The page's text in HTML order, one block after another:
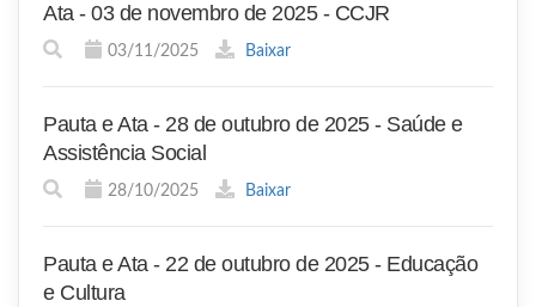
Ata - 03 de novembro de 2025 - CCJR
03/11/2025 Baixar
Pauta e Ata - 28 de outubro de 2025 - Saúde e
Assistência Social
28/10/2025 Baixar
Pauta e Ata - 22 de outubro de 2025 - Educação
e Cultura